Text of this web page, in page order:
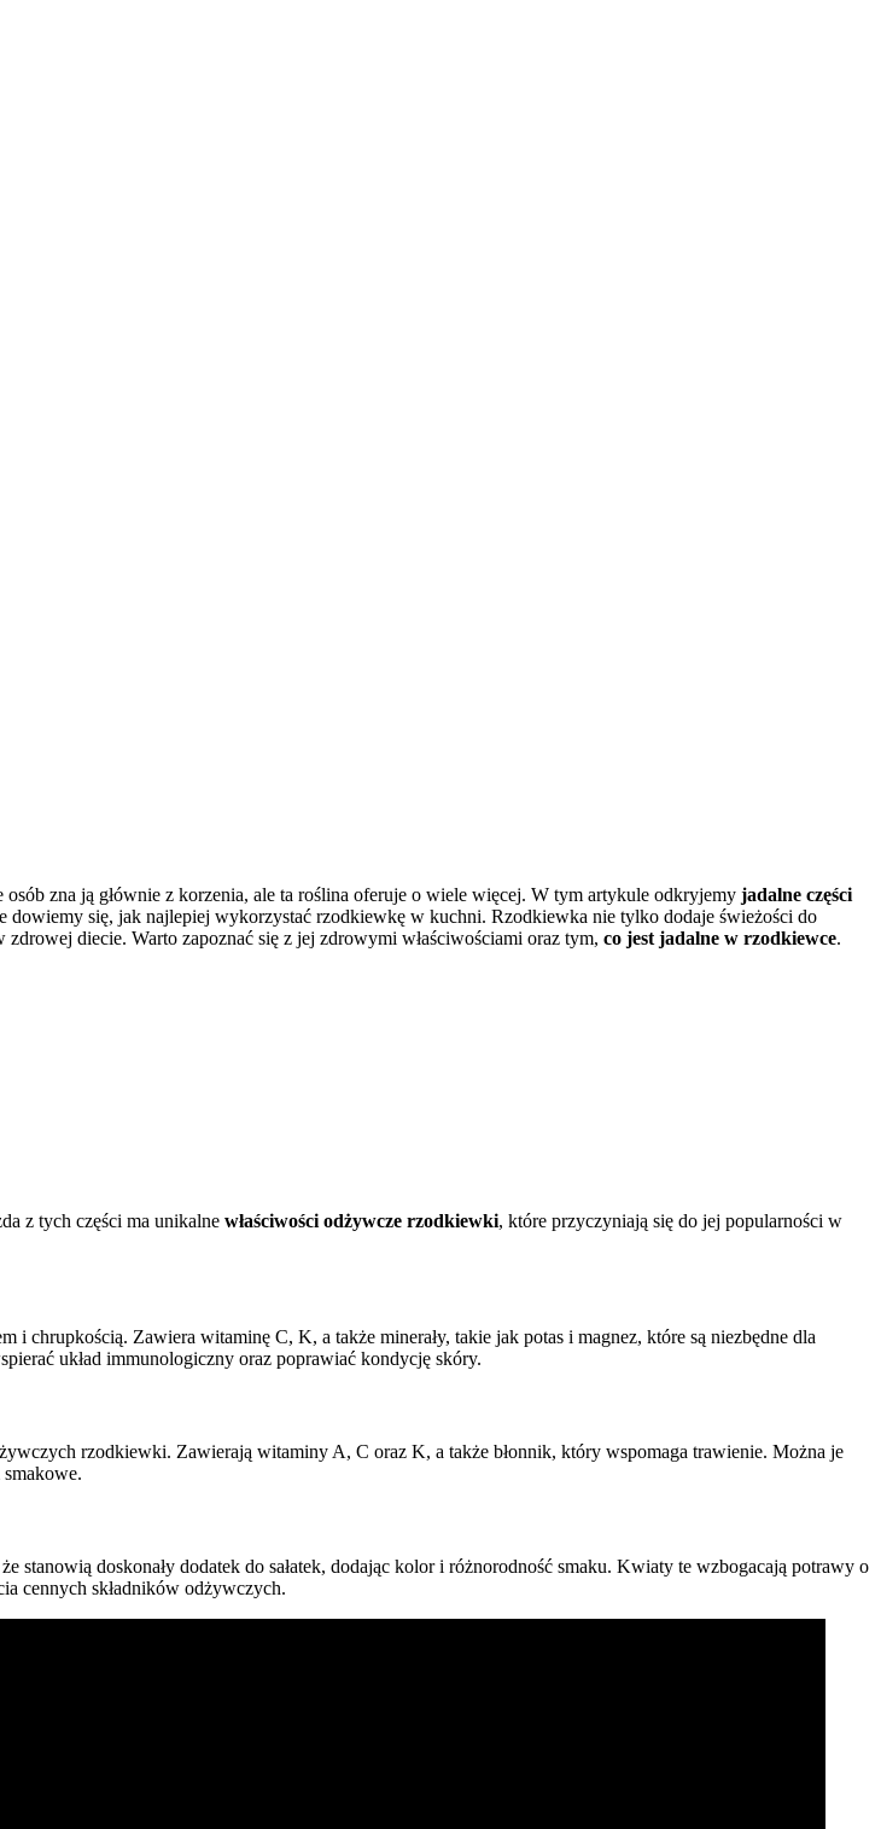
zna ją głównie z korzenia, ale ta roślina oferuje o wiele więcej. W tym artykule odkryjemy jadalne części
się, jak najlepiej wykorzystać rzodkiewkę w kuchni. Rzodkiewka nie tylko dodaje świeżości do
diecie. Warto zapoznać się z jej zdrowymi właściwościami oraz tym, co jest jadalne w rzodkiewce.
z tych części ma unikalne właściwości odżywcze rzodkiewki, które przyczyniają się do jej popularności w
chrupkością. Zawiera witaminę C, K, a także minerały, takie jak potas i magnez, które są niezbędne dla
układ immunologiczny oraz poprawiać kondycję skóry.
rzodkiewki. Zawierają witaminy A, C oraz K, a także błonnik, który wspomaga trawienie. Można je
doskonały dodatek do sałatek, dodając kolor i różnorodność smaku. Kwiaty te wzbogacają potrawy o
cennych składników odżywczych.